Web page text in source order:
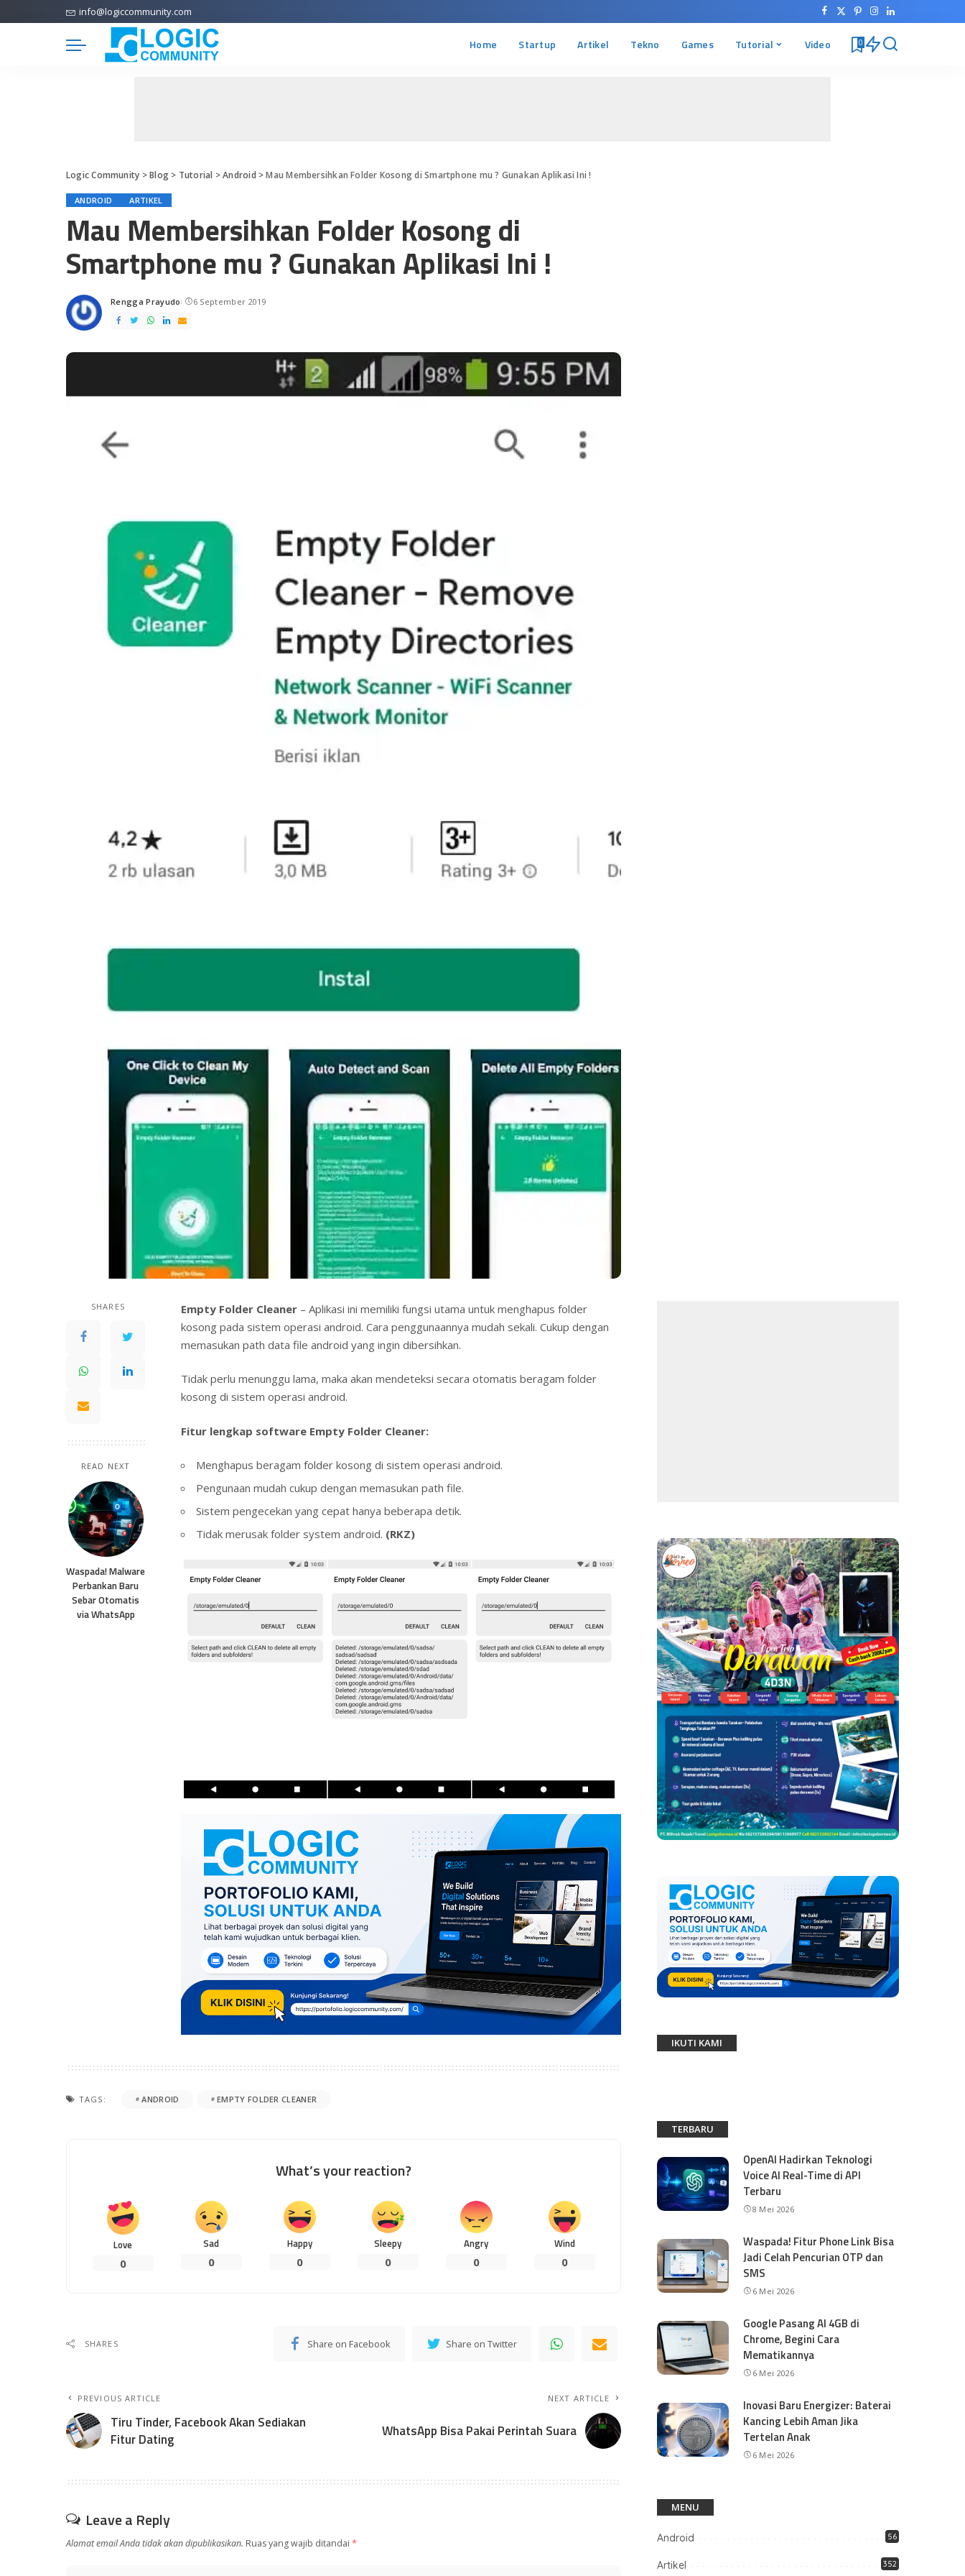
info@logiccommunity.com
Home Startup Artikel Tekno Games Tutorial Video 0
Logic Community >Blog> Tutorial >Android >Mau Membersihkan Folder Kosong di Smartphone mu ? Gunakan Aplikasi Ini !
ANDROID ARTIKEL
Mau Membersihkan Folder Kosong di
Smartphone mu ? Gunakan Aplikasi Ini !
Posted
by
Rengga Prayudo 6 September 2019
SHARES
READ NEXT
Waspada! Malware
Perbankan Baru
Sebar Otomatis
via WhatsApp
Empty Folder Cleaner – Aplikasi ini memiliki fungsi utama untuk menghapus folder
kosong pada sistem operasi android. Cara penggunaannya mudah sekali. Cukup dengan
memasukan path data file android yang ingin dibersihkan.
Tidak perlu menunggu lama, maka akan mendeteksi secara otomatis beragam folder
kosong di sistem operasi android.
Fitur lengkap software Empty Folder Cleaner:
Menghapus beragam folder kosong di sistem operasi android.
Pengunaan mudah cukup dengan memasukan path file.
Sistem pengecekan yang cepat hanya beberapa detik.
Tidak merusak folder system android. (RKZ)
TAGS: ANDROID EMPTY FOLDER CLEANER
What’s your reaction?
Love
0
Sad
0
Happy
0
Sleepy
0
Angry
0
Wind
0
SHARES Share on Facebook Share on Twitter
PREVIOUS ARTICLE
Tiru Tinder, Facebook Akan Sediakan
Fitur Dating
NEXT ARTICLE
WhatsApp Bisa Pakai Perintah Suara
Leave a Reply
Alamat email Anda tidak akan dipublikasikan. Ruas yang wajib ditandai *
IKUTI KAMI
TERBARU
OpenAI Hadirkan Teknologi
Voice AI Real-Time di API
Terbaru
8 Mei 2026
Waspada! Fitur Phone Link Bisa
Jadi Celah Pencurian OTP dan
SMS
6 Mei 2026
Google Pasang AI 4GB di
Chrome, Begini Cara
Mematikannya
6 Mei 2026
Inovasi Baru Energizer: Baterai
Kancing Lebih Aman Jika
Tertelan Anak
6 Mei 2026
MENU
Android 56
Artikel 352